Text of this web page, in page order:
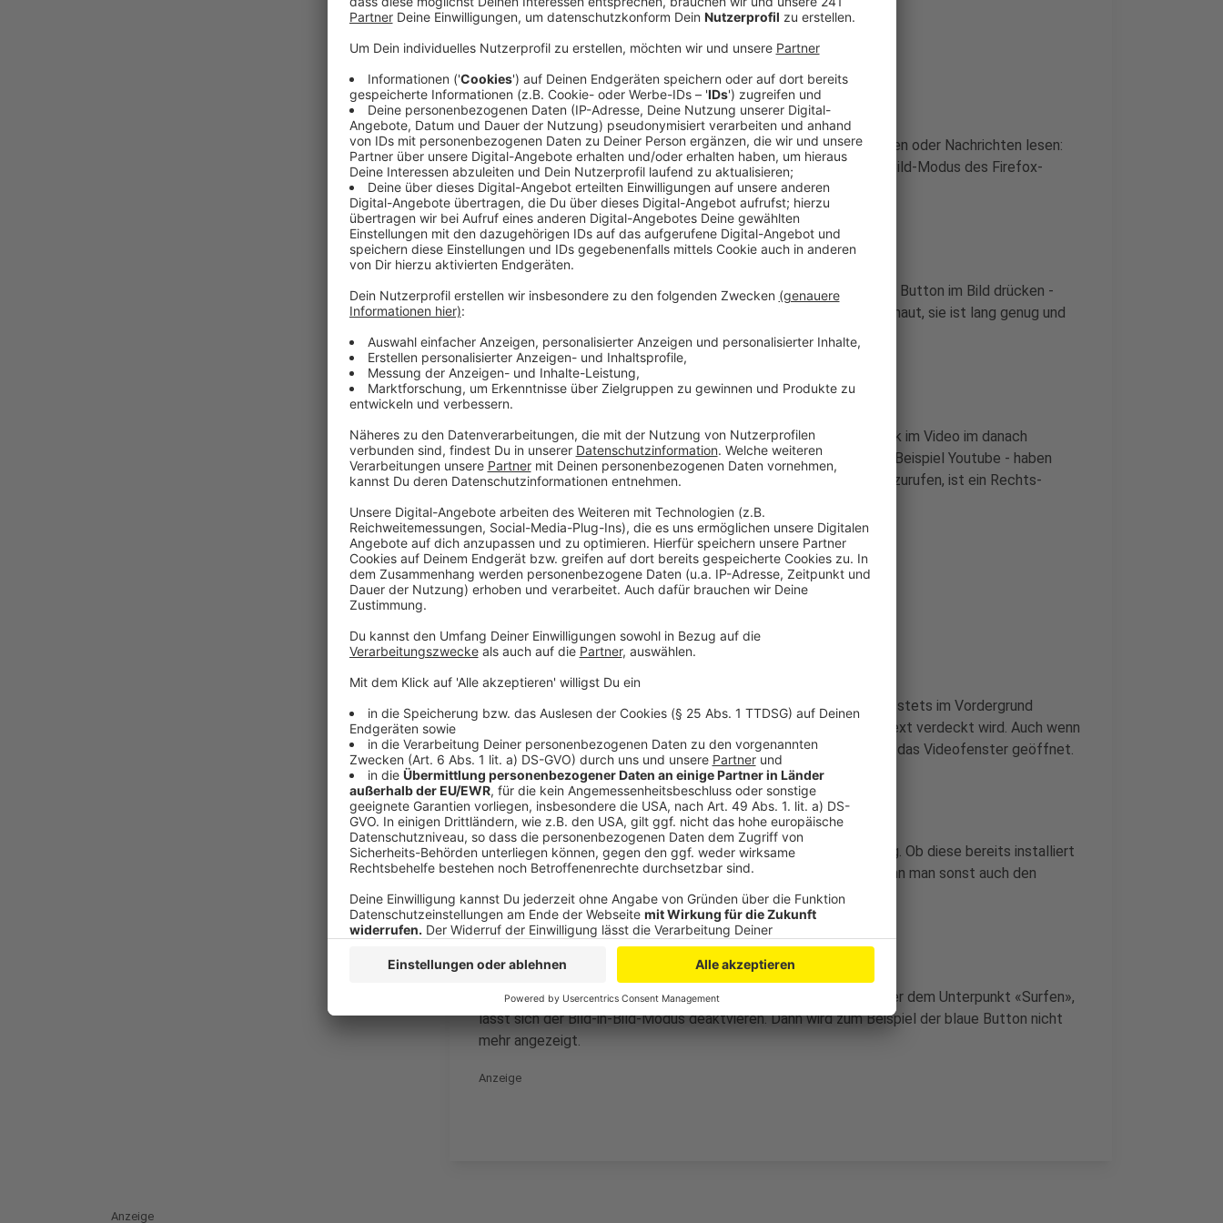
Videos im Browser
Anzeige
Berlin (dpa/tmn) - Videos schauen und gleichzeitig E-Mails checken oder Nachrichten lesen:
Wer sich solches Multitasking zutraut, könnte am neuen Bild-im-Bild-Modus des Firefox-
Browers Gefallen finden.
Anzeige
Öffnen Nutzerinnen und Nutzer ein Video, können sie einen blauen Button im Bild drücken -
vorausgesetzt, die Aufnahme wird nicht im Vollbildmodus angeschaut, sie ist lang genug und
hat eine Audiospur.
Anzeige
Der Bild-im-Bild-Modus lässt sich alternativ mit einem Rechtsklick im Video im danach
erscheinenden Kontextmenü wählen. Manche Plattformen - zum Beispiel Youtube - haben
aber ein eigenes Kontextmenü. Um das Firefox-Kontextmenü aufzurufen, ist ein Rechts-
Anzeige
Anzeige
Die Aufnahme wird dann in einem kleinen Fenster dargestellt, das stets im Vordergrund
angezeigt wird - sich jedoch auch verschieben lässt, falls etwa Text verdeckt wird. Auch wenn
man den Tab wechselt oder ein anderes Programm öffnet, bleibt das Videofenster geöffnet.
Anzeige
Die neue Funktion steht seit der Firefox-Version 71 zur Verfügung. Ob diese bereits installiert
ist, lässt sich im Menü unter «Hilfe/Über Firefox» prüfen. Dort kann man sonst auch den
Download anstoßen.
Anzeige
Ebenfalls im Menü, unter «Einstellungen/Allgemein» und dort unter dem Unterpunkt «Surfen»,
lässt sich der Bild-in-Bild-Modus deaktvieren. Dann wird zum Beispiel der blaue Button nicht
mehr angezeigt.
Anzeige
Anzeige